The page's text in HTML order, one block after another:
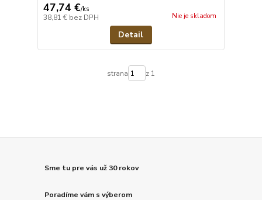
47,74 €/ks
38,81 € bez DPH Nie je skladom
Detail
strana z 1
Sme tu pre vás už 30 rokov
Poradíme vám s výberom